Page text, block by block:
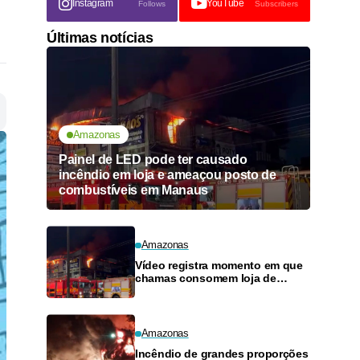
Instagram Follows YouTube Subscribers
Últimas notícias
Amazonas
Painel de LED pode ter causado
incêndio em loja e ameaçou posto de
combustíveis em Manaus
Amazonas
Vídeo registra momento em que
chamas consomem loja de
Amazonas
Incêndio de grandes proporções